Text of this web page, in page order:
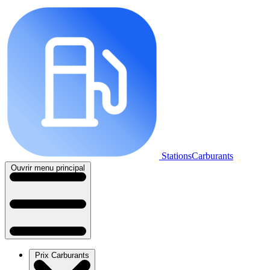
StationsCarburants
Ouvrir menu principal
Prix Carburants